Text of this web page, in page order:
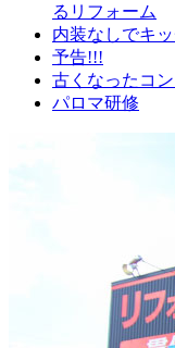
るリフォーム
内装なしでキ
予告!!!
古くなったコ
パロマ研修